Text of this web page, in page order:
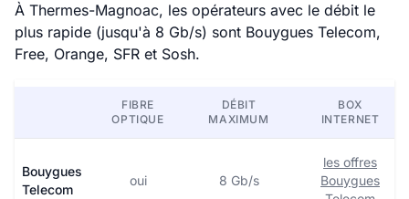
À Thermes-Magnoac, les opérateurs avec le débit le
plus rapide (jusqu'à 8 Gb/s) sont Bouygues Telecom,
Free, Orange, SFR et Sosh.
FIBRE
OPTIQUE
DÉBIT
MAXIMUM
BOX
INTERNET
Bouygues
Telecom
oui 8 Gb/s
les offres
Bouygues